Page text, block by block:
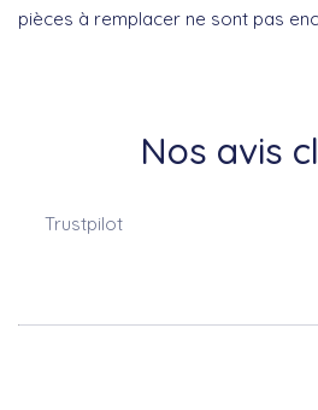
pièces à remplacer ne sont pas
Nos avis
Trustpilot